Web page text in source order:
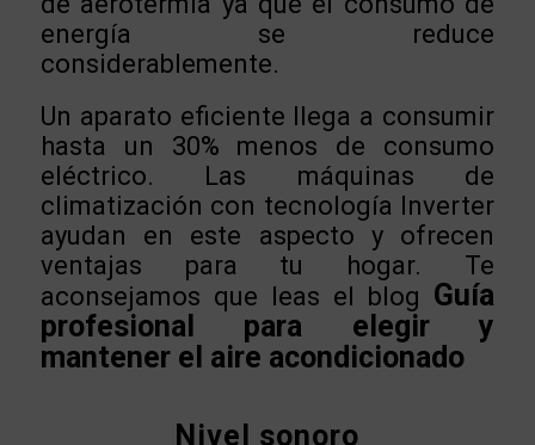
energía se reduce
considerablemente.
Un aparato eficiente llega a consumir
hasta un 30% menos de consumo
eléctrico. Las máquinas de
climatización con tecnología Inverter
ayudan en este aspecto y ofrecen
ventajas para tu hogar. Te
aconsejamos que leas el blog Guía
profesional para elegir y
mantener el aire acondicionado
Nivel sonoro